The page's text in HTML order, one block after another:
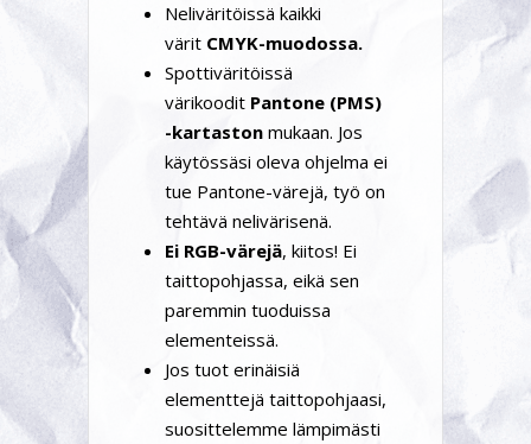
Neliväritöissä kaikki
värit CMYK-muodossa.
Spottiväritöissä
värikoodit Pantone (PMS)
-kartaston mukaan. Jos
käytössäsi oleva ohjelma ei
tue Pantone-värejä, työ on
tehtävä nelivärisenä.
Ei RGB-värejä, kiitos! Ei
taittopohjassa, eikä sen
paremmin tuoduissa
elementeissä.
Jos tuot erinäisiä
elementtejä taittopohjaasi,
suosittelemme lämpimästi